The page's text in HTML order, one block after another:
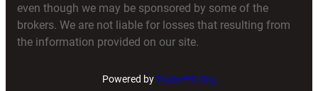
even though we may be sponsored by some of the
brokers. We are not liable for losses that resulting from
the information provided on our site.
Powered byTraderFX.Org